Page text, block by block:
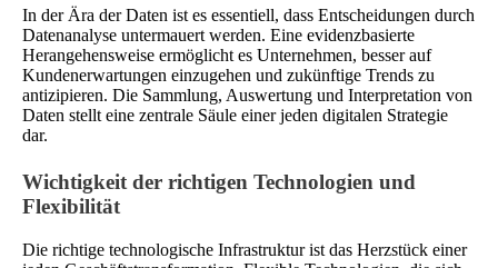
In der Ära der Daten ist es essentiell, dass Entscheidungen durch
Datenanalyse untermauert werden. Eine evidenzbasierte
Herangehensweise ermöglicht es Unternehmen, besser auf
Kundenerwartungen einzugehen und zukünftige Trends zu
antizipieren. Die Sammlung, Auswertung und Interpretation von
Daten stellt eine zentrale Säule einer jeden digitalen Strategie
dar.
Wichtigkeit der richtigen Technologien und
Flexibilität
Die richtige technologische Infrastruktur ist das Herzstück einer